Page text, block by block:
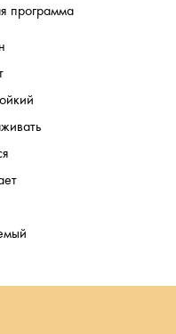
программа